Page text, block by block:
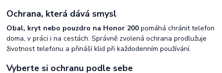
Ochrana, která dává smysl
Obal, kryt nebo pouzdro na Honor 200 pomáhá chránit telefon
doma, v práci i na cestách. Správně zvolená ochrana prodlužuje
životnost telefonu a přináší klid při každodenním používání.
Vyberte si ochranu podle sebe